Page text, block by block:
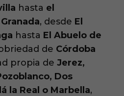
hasta el
, desde El
hasta El Abuelo de
de Córdoba
propia de Jerez,
Dos
la Real o Marbella,